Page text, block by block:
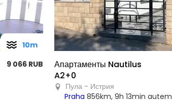
9 066 RUB
10m
Апартаменты Nautilus
A2+0
Пула - Истрия
Praha 856km, 9h 13min autem